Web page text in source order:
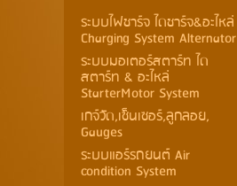
ระบบไฟชาร์จ ไดชาร์จ&อะไหล่
Charging System Alternator
ระบบมอเตอร์สตาร์ท ได
สตาร์ท & อะไหล่
StarterMotor System
เกจ์วัด,เซ็นเซอร์,ลูกลอย,
Gauges
ระบบแอร์รถยนต์ Air
condition System